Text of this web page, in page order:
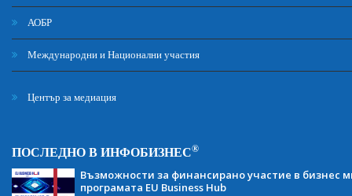
АОБР
Международни и Национални участия
Център за медиация
ПОСЛЕДНО В ИНФОБИЗНЕС®
Възможности за финансирано участие в бизнес
програмата EU Business Hub